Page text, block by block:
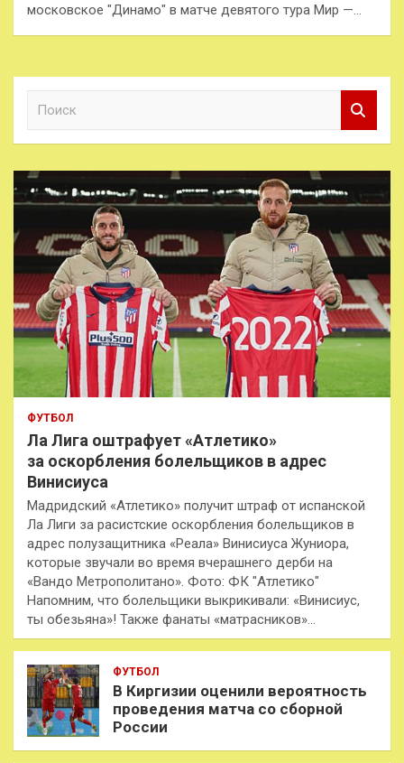
московское "Динамо" в матче девятого тура Мир —…
к
ФУТБОЛ
Ла Лига оштрафует «Атлетико»
за оскорбления болельщиков в адрес
Винисиуса
Мадридский «Атлетико» получит штраф от испанской
Ла Лиги за расистские оскорбления болельщиков в
адрес полузащитника «Реала» Винисиуса Жуниора,
которые звучали во время вчерашнего дерби на
«Вандо Метрополитано». Фото: ФК "Атлетико"
Напомним, что болельщики выкрикивали: «Винисиус,
ты обезьяна»! Также фанаты «матрасников»…
ФУТБОЛ
В Киргизии оценили вероятность
проведения матча со сборной
России